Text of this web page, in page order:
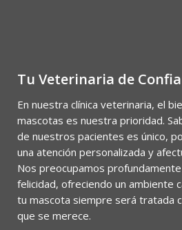
Tu Veterinaria de
En nuestra clínica veterinaria, el
mascotas es nuestra prioridad.
de nuestros pacientes es único,
una atención personalizada y
Nos preocupamos
felicidad, ofreciendo un ambiente
tu mascota siempre será tratada
que se merece.